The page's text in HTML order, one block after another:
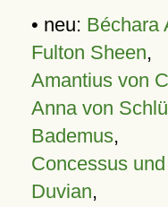
• neu: Béchara
Fulton Sheen,
Amantius von
Anna von
Bademus,
Concessus
Duvian,